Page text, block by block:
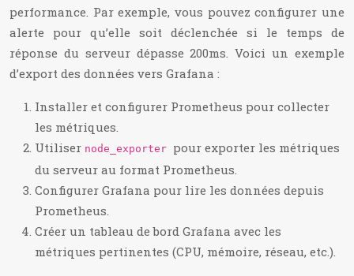
performance. Par exemple, vous pouvez configurer une
alerte pour qu’elle soit déclenchée si le temps de
réponse du serveur dépasse 200ms. Voici un exemple
d’export des données vers Grafana :
Installer et configurer Prometheus pour collecter
les métriques.
Utiliser node_exporter pour exporter les métriques
du serveur au format Prometheus.
Configurer Grafana pour lire les données depuis
Prometheus.
Créer un tableau de bord Grafana avec les
métriques pertinentes (CPU, mémoire, réseau, etc.).